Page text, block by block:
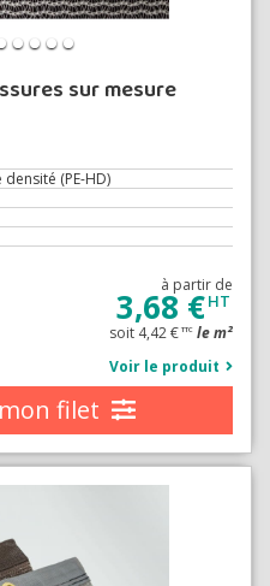
sur mesure
(PE-HD)
à partir de
3,68 €HT
soit 4,42 € TTC le m²
Voir le produit
filet